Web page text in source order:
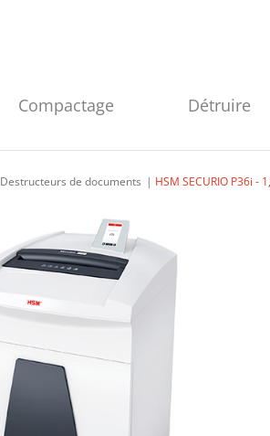
Compactage Détruire
Destructeurs de documents HSM SECURIO P36i -